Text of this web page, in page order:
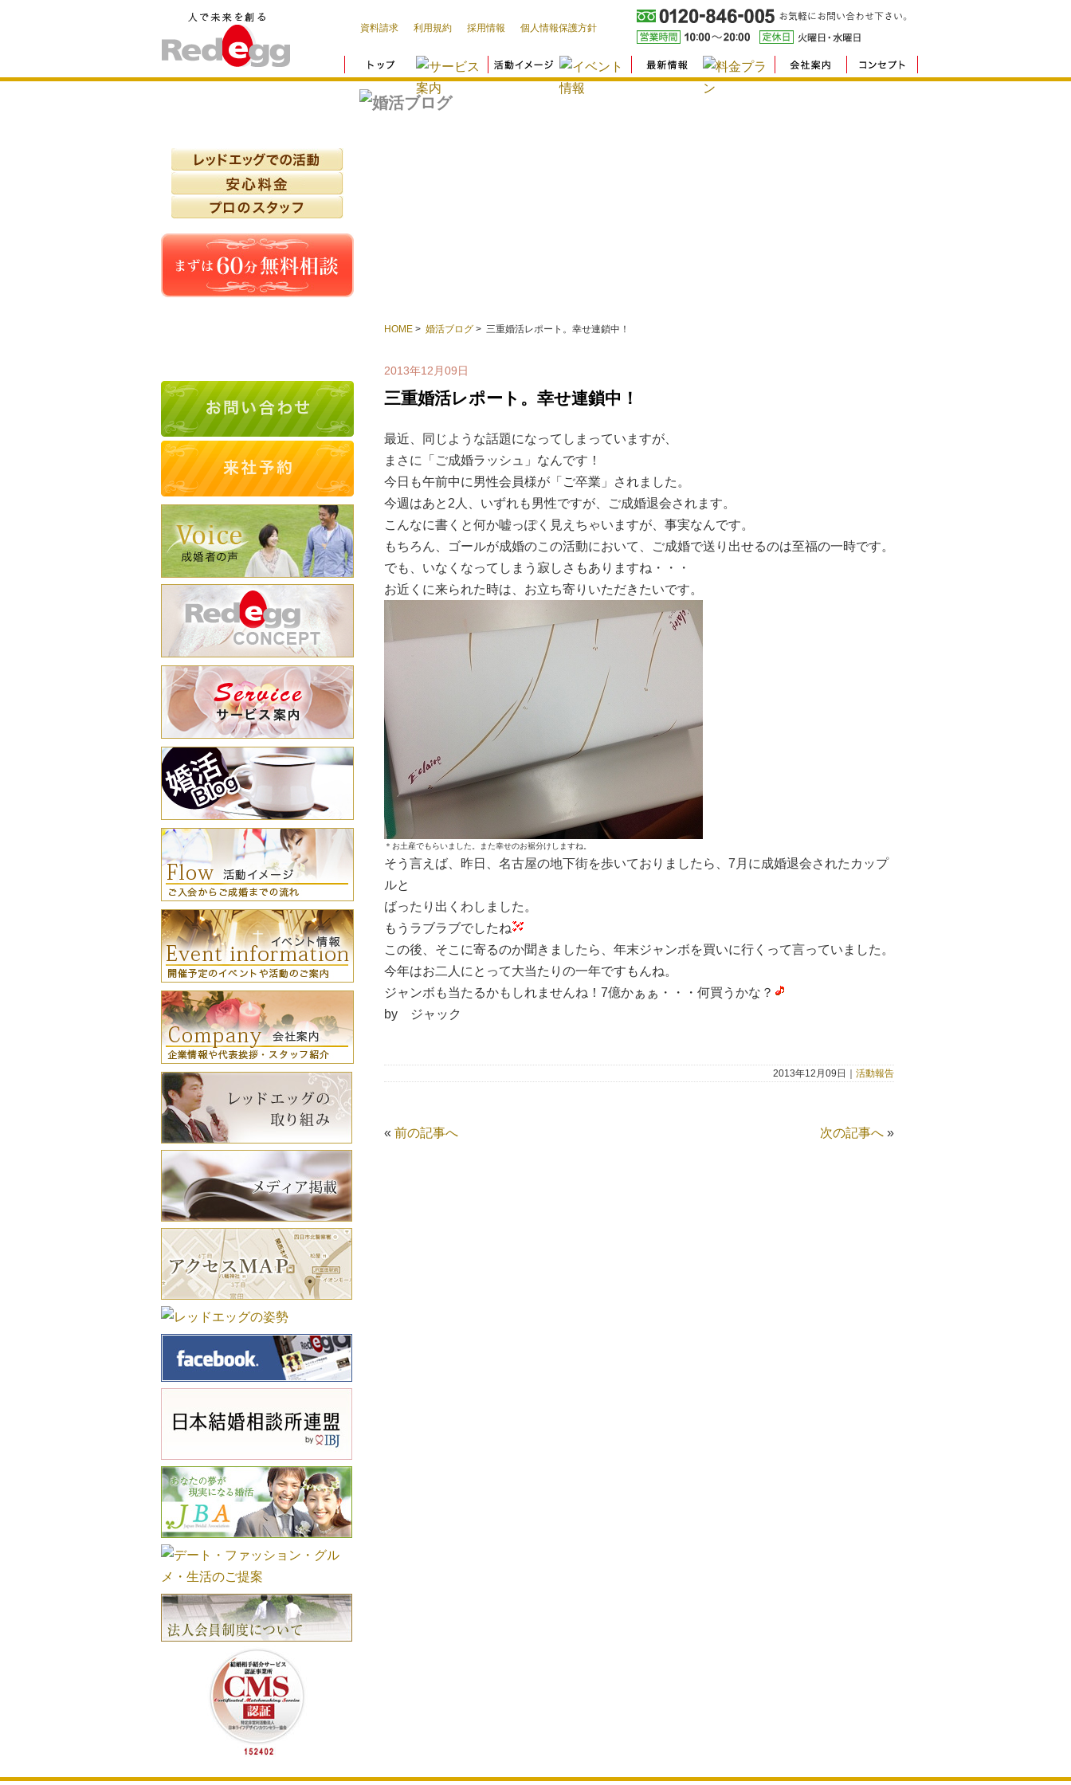
資料請求 利用規約 採用情報 個人情報保護方針
HOME > 婚活ブログ > 三重婚活レポート。幸せ連鎖中！
2013年12月09日
三重婚活レポート。幸せ連鎖中！
最近、同じような話題になってしまっていますが、
まさに「ご成婚ラッシュ」なんです！
今日も午前中に男性会員様が「ご卒業」されました。
今週はあと2人、いずれも男性ですが、ご成婚退会されます。
こんなに書くと何か嘘っぽく見えちゃいますが、事実なんです。
もちろん、ゴールが成婚のこの活動において、ご成婚で送り出せるのは至福の一時です。
でも、いなくなってしまう寂しさもありますね・・・
お近くに来られた時は、お立ち寄りいただきたいです。
＊お土産でもらいました。また幸せのお裾分けしますね。
そう言えば、昨日、名古屋の地下街を歩いておりましたら、7月に成婚退会されたカップ
ルと
ばったり出くわしました。
もうラブラブでしたね
この後、そこに寄るのか聞きましたら、年末ジャンボを買いに行くって言っていました。
今年はお二人にとって大当たりの一年ですもんね。
ジャンボも当たるかもしれませんね！7億かぁぁ・・・何買うかな？
by ジャック
2013年12月09日｜ 活動報告
« 前の記事へ 次の記事へ »